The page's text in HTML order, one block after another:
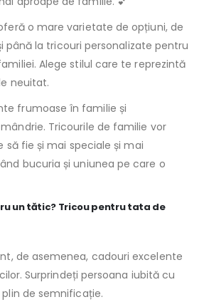
o mare varietate de opțiuni, de
până la tricouri personalizate pentru
Alege stilul care te reprezintă
neuitat.
frumoase în familie și
Tricourile de familie vor
fie și mai speciale și mai
bucuria și uniunea pe care o
un tătic? Tricou pentru tata de
de asemenea, cadouri excelente
Surprindeți persoana iubită cu
de semnificație.